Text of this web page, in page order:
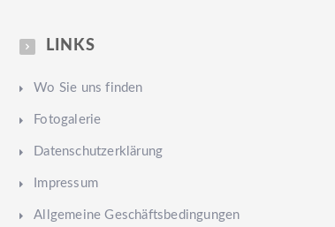
LINKS
Wo Sie uns finden
Fotogalerie
Datenschutzerklärung
Impressum
Allgemeine Geschäftsbedingungen